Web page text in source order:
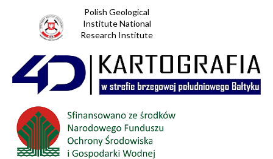
Polish Geological
Institute National
Research Institute